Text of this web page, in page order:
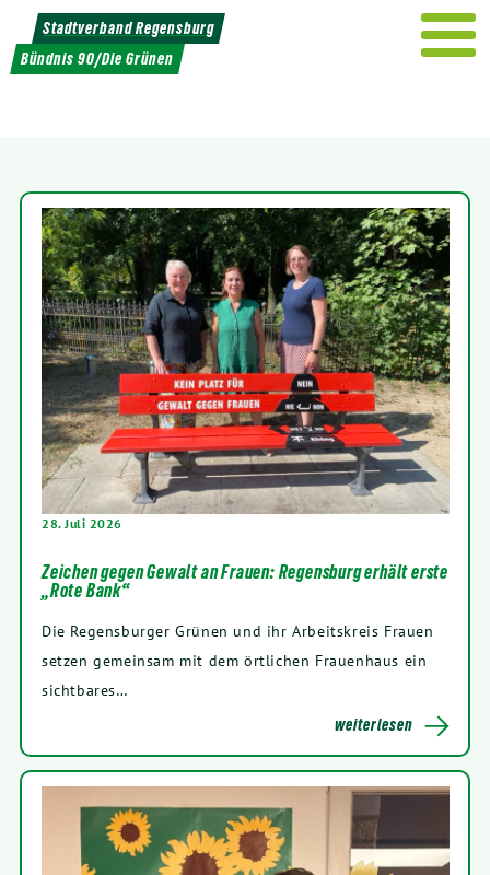
Weiter
zum
Inhalt
Stadtverband Regensburg
Bündnis 90/Die Grünen
28. Juli 2026
Zeichen gegen Gewalt an Frauen: Regensburg erhält erste
„Rote Bank“
Die Regens­bur­ger Grü­nen und ihr Arbeits­kreis Frau­en
set­zen gemein­sam mit dem ört­li­chen Frau­en­haus ein
sichtbares…
wei­ter­le­sen